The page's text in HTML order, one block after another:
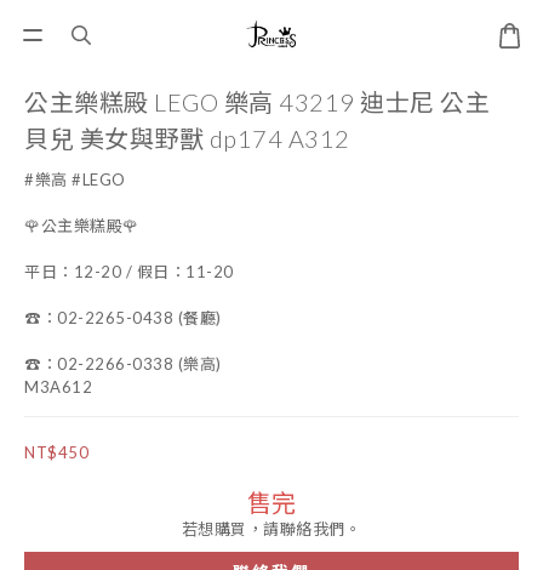
公主樂糕殿 LEGO 樂高 43219 迪士尼 公主
貝兒 美女與野獸 dp174 A312
#樂高 #LEGO
🌹公主樂糕殿🌹
平日：12-20 / 假日：11-20
☎️：02-2265-0438 (餐廳)
☎️：02-2266-0338 (樂高)
M3A612
NT$450
售完
若想購買，請聯絡我們。